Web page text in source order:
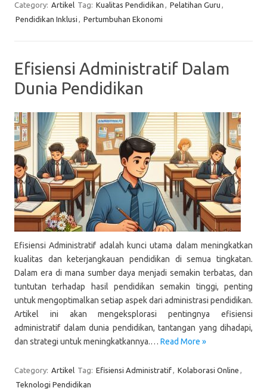
Category: Artikel Tag: Kualitas Pendidikan , Pelatihan Guru ,
Pendidikan Inklusi , Pertumbuhan Ekonomi
Efisiensi Administratif Dalam
Dunia Pendidikan
Efisiensi Administratif adalah kunci utama dalam meningkatkan
kualitas dan keterjangkauan pendidikan di semua tingkatan.
Dalam era di mana sumber daya menjadi semakin terbatas, dan
tuntutan terhadap hasil pendidikan semakin tinggi, penting
untuk mengoptimalkan setiap aspek dari administrasi pendidikan.
Artikel ini akan mengeksplorasi pentingnya efisiensi
administratif dalam dunia pendidikan, tantangan yang dihadapi,
dan strategi untuk meningkatkannya.… Read More »
Category: Artikel Tag: Efisiensi Administratif, Kolaborasi Online ,
Teknologi Pendidikan